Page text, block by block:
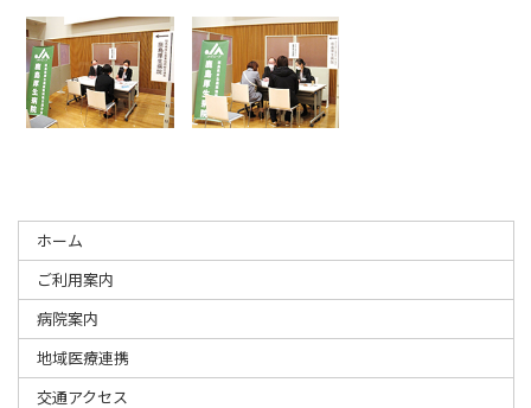
ホーム
ご利用案内
病院案内
地域医療連携
交通アクセス